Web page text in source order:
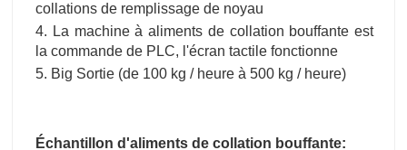
collations de remplissage de noyau
4. La machine à aliments de collation bouffante est
la commande de PLC, l'écran tactile fonctionne
5. Big Sortie (de 100 kg / heure à 500 kg / heure)
Échantillon d'aliments de collation bouffante: